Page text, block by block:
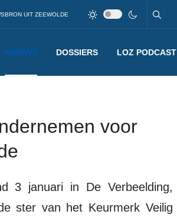
UIT ZEEWOLDE
NIEUWS DOSSIERS LOZ PODCAST
voor
ster van het Keurmerk Veilig